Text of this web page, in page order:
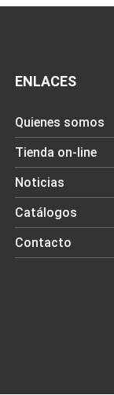
ENLACES
Quienes somos
Tienda on-line
Noticias
Catálogos
Contacto